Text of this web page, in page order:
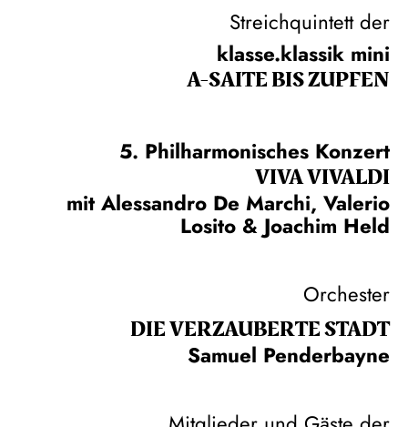
Streichquintett der
klasse.klassik mini
A-SAITE BIS ZUPFEN
5. Philharmonisches Konzert
VIVA VIVALDI
mit Alessandro De Marchi, Valerio
Losito & Joachim Held
Orchester
DIE VERZAUBERTE STADT
Samuel Penderbayne